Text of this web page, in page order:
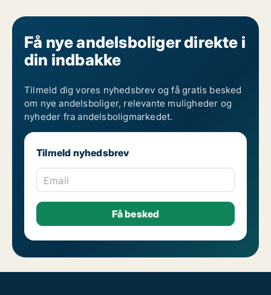
Få nye andelsboliger direkte i
din indbakke
Tilmeld dig vores nyhedsbrev og få gratis besked
om nye andelsboliger, relevante muligheder og
nyheder fra andelsboligmarkedet.
Tilmeld nyhedsbrev
Email